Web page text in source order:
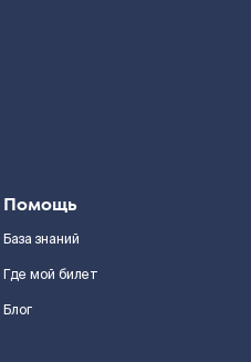
Помощь
База знаний
Где мой билет
Блог